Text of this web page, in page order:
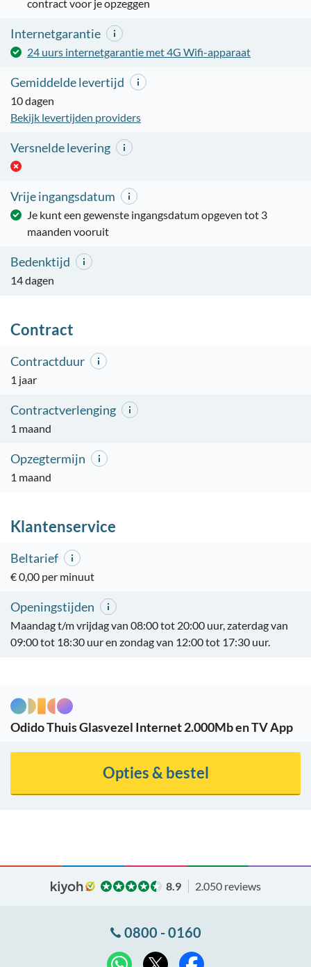
contract voor je opzeggen
Internetgarantie
24 uurs internetgarantie met 4G Wifi-apparaat
Gemiddelde levertijd
10 dagen
Bekijk levertijden providers
Versnelde levering
Vrije ingangsdatum
Je kunt een gewenste ingangsdatum opgeven tot 3
maanden vooruit
Bedenktijd
14 dagen
Contract
Contractduur
1 jaar
Contractverlenging
1 maand
Opzegtermijn
1 maand
Klantenservice
Beltarief
€ 0,00 per minuut
Openingstijden
Maandag t/m vrijdag van 08:00 tot 20:00 uur, zaterdag van
09:00 tot 18:30 uur en zondag van 12:00 tot 17:30 uur.
Odido Thuis Glasvezel Internet 2.000Mb en TV App
Opties & bestel
8.9 2.050 reviews
0800 - 0160